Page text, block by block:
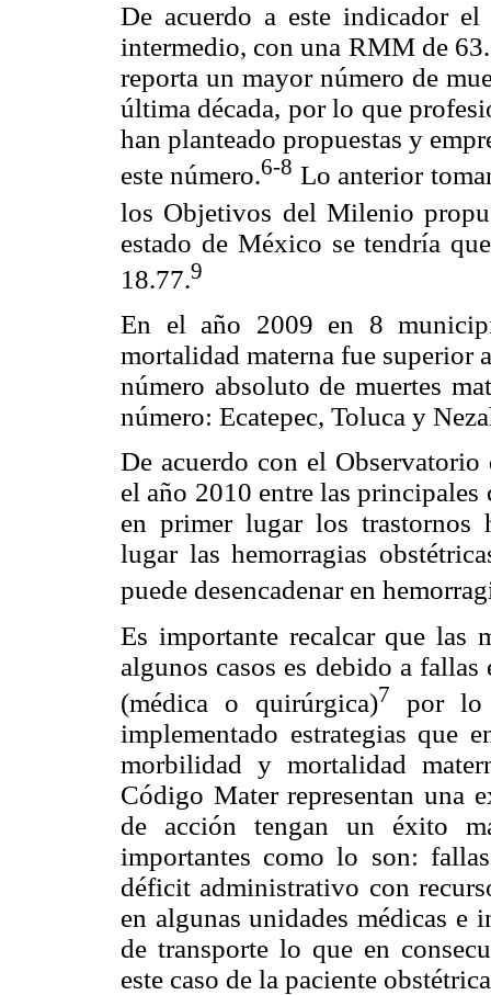
De acuerdo a este indicador
intermedio, con una RMM de
reporta un mayor número de
última década, por lo que
han planteado propuestas y
este número.6-8 Lo anterior
los Objetivos del Milenio
estado de México se tendría
18.77.9
En el año 2009 en 8
mortalidad materna fue superior
número absoluto de muertes
número: Ecatepec, Toluca y
De acuerdo con el
el año 2010 entre las principales
en primer lugar los trastornos
lugar las hemorragias
puede desencadenar en
Es importante recalcar que las
algunos casos es debido a
(médica o quirúrgica)7
por lo
implementado estrategias que
morbilidad y mortalidad
Código Mater representan una
de acción tengan un éxito
importantes como lo son:
déficit administrativo con
en algunas unidades médicas e
de transporte lo que en
este caso de la paciente